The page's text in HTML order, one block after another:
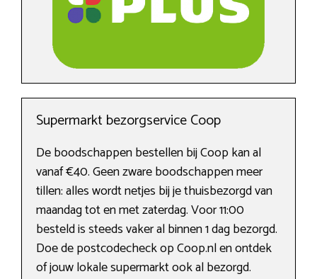
Supermarkt bezorgservice Coop
De boodschappen bestellen bij Coop kan al
vanaf €40. Geen zware boodschappen meer
tillen: alles wordt netjes bij je thuisbezorgd van
maandag tot en met zaterdag. Voor 11:00
besteld is steeds vaker al binnen 1 dag bezorgd.
Doe de postcodecheck op Coop.nl en ontdek
of jouw lokale supermarkt ook al bezorgd.